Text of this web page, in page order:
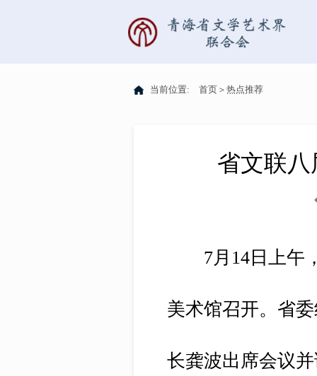
当前位置: 首页＞ 热点推荐
省文联
7月14日上午，
美术馆召开。省
长龚波出席会议